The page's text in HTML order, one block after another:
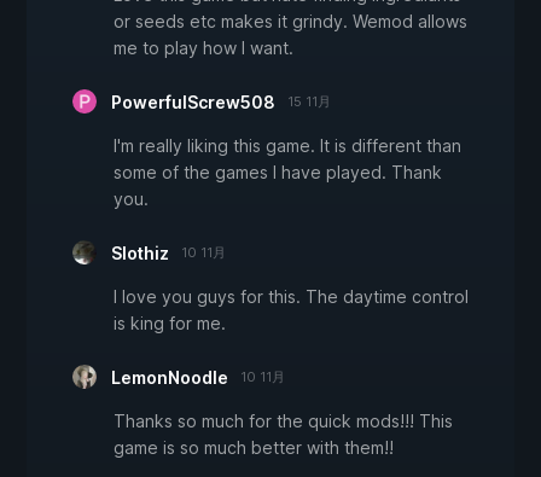
or seeds etc makes it grindy. Wemod allows
me to play how I want.
PowerfulScrew508 15 11月
I'm really liking this game. It is different than
some of the games I have played. Thank
you.
Slothiz 10 11月
I love you guys for this. The daytime control
is king for me.
LemonNoodle 10 11月
Thanks so much for the quick mods!!! This
game is so much better with them!!